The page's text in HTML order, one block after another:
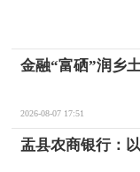
金融“富硒”润乡
2026-08-07 17:51
盂县农商银行：